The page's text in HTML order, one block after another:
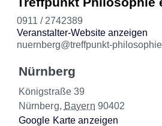
0911 / 2742389
Veranstalter-Website anzeigen
nuernberg@treffpunkt-
Nürnberg
Königstraße 39
Nürnberg, Bayern 90402
Google Karte anzeigen